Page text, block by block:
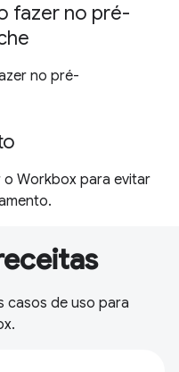
fazer no pré-
no pré-
Workbox para evitar
casos de uso para